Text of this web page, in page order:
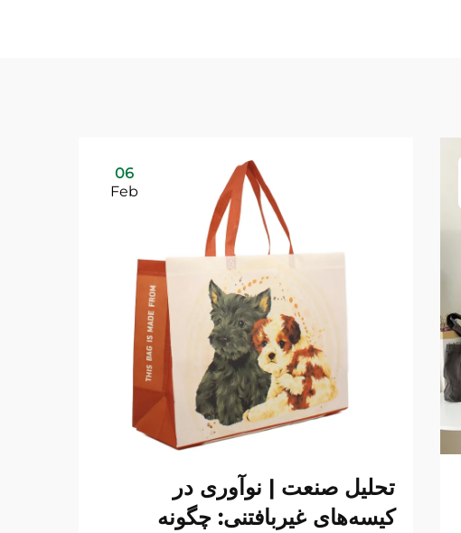
06
Feb
تحلیل صنعت | نوآوری در
کیسه‌های غیربافتنی: چگونه